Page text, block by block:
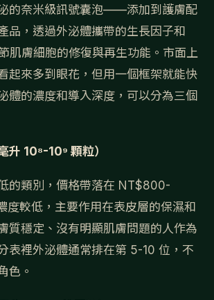
的奈米級訊號囊泡——添加到護膚配
品，透過外泌體攜帶的生長因子和
肌膚細胞的修復與再生功能。市面上
起來多到眼花，但用一個框架就能快
體的濃度和導入深度，可以分為三個
升 10⁸-10⁹ 顆粒）
的類別，價格帶落在 NT$800-
度較低，主要作用在表皮層的保濕和
質穩定、沒有明顯肌膚問題的人作為
表裡外泌體通常排在第 5-10 位，不
色。